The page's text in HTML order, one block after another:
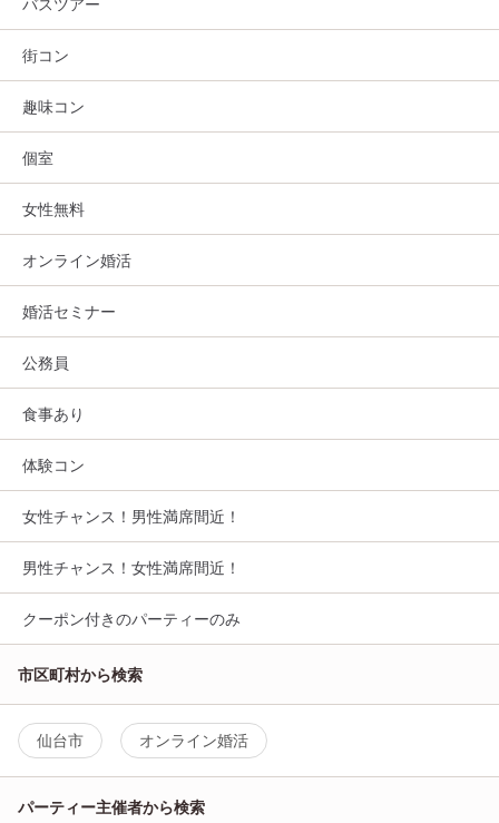
街コン
趣味コン
個室
女性無料
オンライン婚活
婚活セミナー
公務員
食事あり
体験コン
女性チャンス！男性満席間近！
男性チャンス！女性満席間近！
クーポン付きのパーティーのみ
市区町村から検索
仙台市 オンライン婚活
パーティー主催者から検索